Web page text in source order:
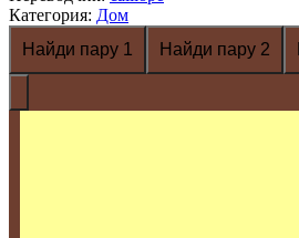
Категория: Дом
Найди пару 1
Найди пару 2